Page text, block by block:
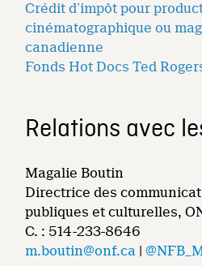
Crédit d’impôt pour
cinématographique ou
canadienne
Fonds Hot Docs Ted
Relations avec
Magalie Boutin
Directrice des
publiques et culturelles,
C. : 514-233-8646
m.boutin@onf.ca |